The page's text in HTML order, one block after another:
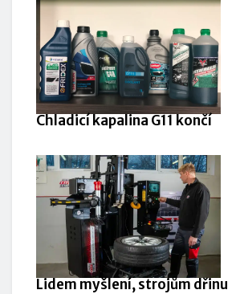
Chladicí kapalina G11 končí
Lidem myšlení, strojům dřinu